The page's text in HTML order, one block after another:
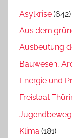
Asylkrise (642)
Aus dem
Ausbeutung
Bauwesen,
Energie und
Freistaat
Klima (181)